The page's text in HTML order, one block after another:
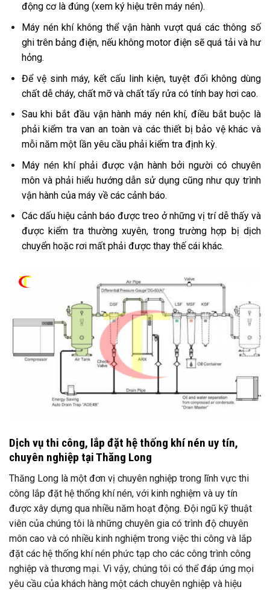
động cơ là đúng (xem ký hiệu trên máy nén).
Máy nén khí không thể vận hành vượt quá các thông số
ghi trên bảng điện, nếu không motor điện sẽ quá tải và hư
hỏng.
Để vệ sinh máy, kết cấu linh kiện, tuyệt đối không dùng
chất dễ cháy, chất mỡ và chất tẩy rửa có tính bay hơi cao.
Sau khi bắt đầu vận hành máy nén khí, điều bắt buộc là
phải kiểm tra van an toàn và các thiết bị bảo vệ khác và
mỗi năm một lần yêu cầu phải kiểm tra định kỳ.
Máy nén khí phải được vận hành bởi người có chuyên
môn và phải hiểu hướng dẫn sử dụng cũng như quy trình
vận hành của máy về các cảnh báo.
Các dấu hiệu cảnh báo được treo ở những vị trí dễ thấy và
được kiểm tra thường xuyên, trong trường hợp bị dịch
chuyển hoặc rơi mất phải được thay thế cái khác.
Dịch vụ thi công, lắp đặt hệ thống khí nén uy tín,
chuyên nghiệp tại Thăng Long
Thăng Long là một đơn vị chuyên nghiệp trong lĩnh vực thi
công lắp đặt hệ thống khí nén, với kinh nghiệm và uy tín
được xây dựng qua nhiều năm hoạt động. Đội ngũ kỹ thuật
viên của chúng tôi là những chuyên gia có trình độ chuyên
môn cao và có nhiều kinh nghiệm trong việc thi công và lắp
đặt các hệ thống khí nén phức tạp cho các công trình công
nghiệp và thương mại. Vì vậy, chúng tôi có thể đáp ứng mọi
yêu cầu của khách hàng một cách chuyên nghiệp và hiệu